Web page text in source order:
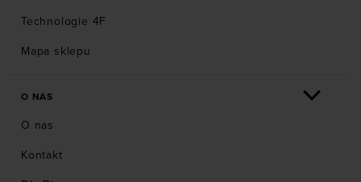
Technologie 4F
Mapa sklepu
O NAS
O nas
Kontakt